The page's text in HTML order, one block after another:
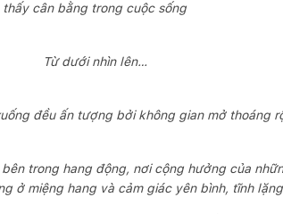
thấy cân bằng trong cuộc sống
Từ dưới nhìn lên…
đều ấn tượng bởi không gian mở thoáng
trong hang động, nơi cộng hưởng của
ở miệng hang và cảm giác yên bình, tĩnh lặng